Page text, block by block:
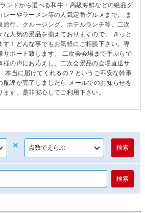
ンドから選べる和牛・高級海鮮などの絶品グ
レーやラーメン等の人気定番グルメまで。 ま
旅行、クルージング、ホテルランチ等、二次
な人気の景品を揃えておりますので、 きっと
す！どんな事でもお気軽にご相談下さい。専
サポート致します。 二次会会場まで手ぶらで
様の声にお応えし、二次会景品の会場直送サ
本当に届けてくれるの？というご不安な幹事
配達が完了しましたら メールでのお知らせを
す。是非安心してご利用下さい。
×